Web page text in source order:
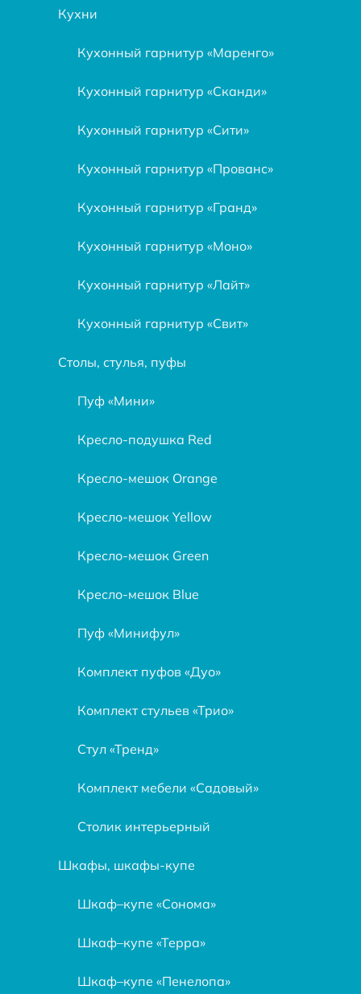
Кухни
Кухонный гарнитур «Маренго»
Кухонный гарнитур «Сканди»
Кухонный гарнитур «Сити»
Кухонный гарнитур «Прованс»
Кухонный гарнитур «Гранд»
Кухонный гарнитур «Моно»
Кухонный гарнитур «Лайт»
Кухонный гарнитур «Свит»
Столы, стулья, пуфы
Пуф «Мини»
Кресло-подушка Red
Кресло-мешок Orange
Кресло-мешок Yellow
Кресло-мешок Green
Кресло-мешок Blue
Пуф «Минифул»
Комплект пуфов «Дуо»
Комплект стульев «Трио»
Стул «Тренд»
Комплект мебели «Садовый»
Столик интерьерный
Шкафы, шкафы-купе
Шкаф–купе «Сонома»
Шкаф–купе «Терра»
Шкаф–купе «Пенелопа»